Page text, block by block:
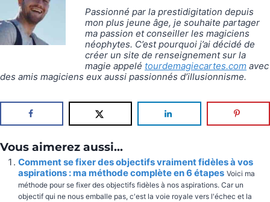
Passionné par la prestidigitation depuis
mon plus jeune âge, je souhaite partager
ma passion et conseiller les magiciens
néophytes. C’est pourquoi j’ai décidé de
créer un site de renseignement sur la
magie appelé tourdemagiecartes.com avec
des amis magiciens eux aussi passionnés d’illusionnisme.
Vous aimerez aussi...
Comment se fixer des objectifs vraiment fidèles à vos
aspirations : ma méthode complète en 6 étapes Voici ma
méthode pour se fixer des objectifs fidèles à nos aspirations. Car un
objectif qui ne nous emballe pas, c'est la voie royale vers l'échec et la